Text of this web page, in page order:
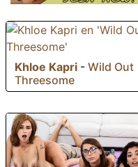
Khloe Kapri - Wild Out
Threesome